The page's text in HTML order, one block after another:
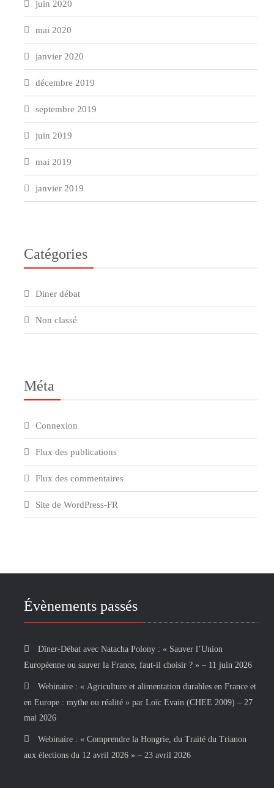
juin 2020
mai 2020
janvier 2020
décembre 2019
septembre 2019
juin 2019
mai 2019
janvier 2019
Catégories
Diner débat
Non classé
Méta
Connexion
Flux des publications
Flux des commentaires
Site de WordPress-FR
Évènements passés
Dîner-Débat avec Natacha Polony : « Sauver l’Union
Européenne ou sauver la France, faut-il choisir ? » – 11 juin 2026
Webinaire : « Agriculture et alimentation durables en France et
en Europe : mythe ou réalité » par Loïc Evain (CHEE 2009) – 27
mai 2026
Webinaire : « Comprendre la Hongrie, du Traité du Trianon
aux élections du 12 avril 2026 » – 23 avril 2026